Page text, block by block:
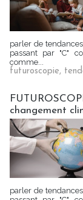
parler de
passant par "C"
comme...
futuroscopie,
changement
parler de